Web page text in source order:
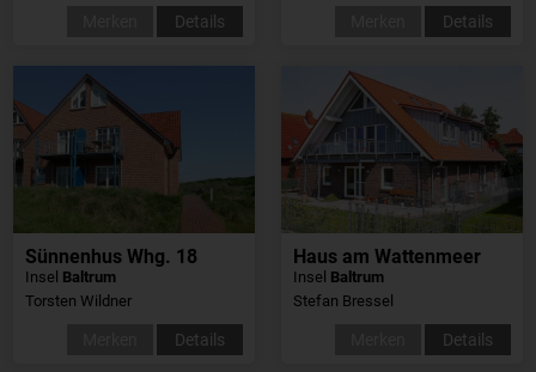
Details Details
Sünnenhus Whg. 18
Insel Baltrum
Torsten Wildner
Details
Haus am Wattenmeer
Insel Baltrum
Stefan Bressel
Details